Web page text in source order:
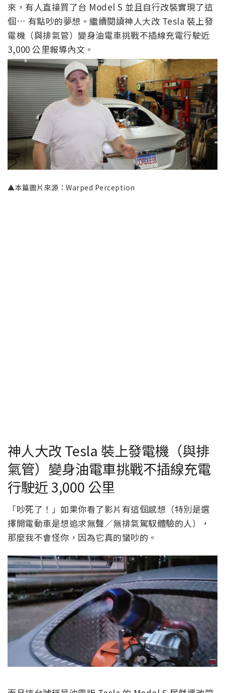
來，有人直接買了台 Model S 並且自行改裝實現了這
個… 有點吵的夢想。繼續閱讀神人大改 Tesla 裝上發
電機（與排氣管）變身油電車挑戰不插線充電行駛近
3,000 公里報導內文。
▲本篇圖片來源：Warped Perception
神人大改 Tesla 裝上發電機（與排
氣管）變身油電車挑戰不插線充電
行駛近 3,000 公里
「吵死了！」如果你看了影片有這個感想（特別是選
擇開電動車是想追求無聲／無排氣駕馭體驗的人），
那麼我不會怪你，因為它真的蠻吵的。